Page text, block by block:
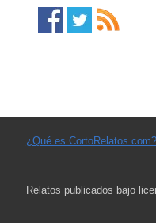
¿Qué es CortoRelatos.com?
Relatos publicados bajo